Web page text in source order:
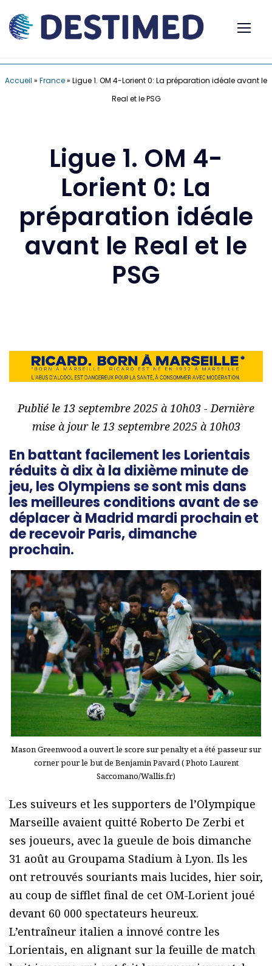
Accueil » France» Ligue 1. OM 4-Lorient 0: La préparation idéale avant le
Real et le PSG
Ligue 1. OM 4-
Lorient 0: La
préparation idéale
avant le Real et le
PSG
Publié le 13 septembre 2025 à 10h03 - Dernière
mise à jour le 13 septembre 2025 à 10h03
En battant facilement les Lorientais
réduits à dix à la dixième minute de
jeu, les Olympiens se sont mis dans
les meilleures conditions avant de se
déplacer à Madrid mardi prochain et
de recevoir Paris, dimanche
prochain.
Mason Greenwood a ouvert le score sur penalty et a été passeur sur
corner pour le but de Benjamin Pavard ( Photo Laurent
Saccomano/Wallis.fr)
Les suiveurs et les supporters de l’Olympique
Marseille avaient quitté Roberto De Zerbi et
ses joueurs, avec la gueule de bois dimanche
31 août au Groupama Stadium à Lyon. Ils les
ont retrouvés souriants mais lucides, hier soir,
au coup de sifflet final de cet OM-Lorient joué
devant 60 000 spectateurs heureux.
L’entraîneur italien a innové contre les
Lorientais, en alignant sur la feuille de match